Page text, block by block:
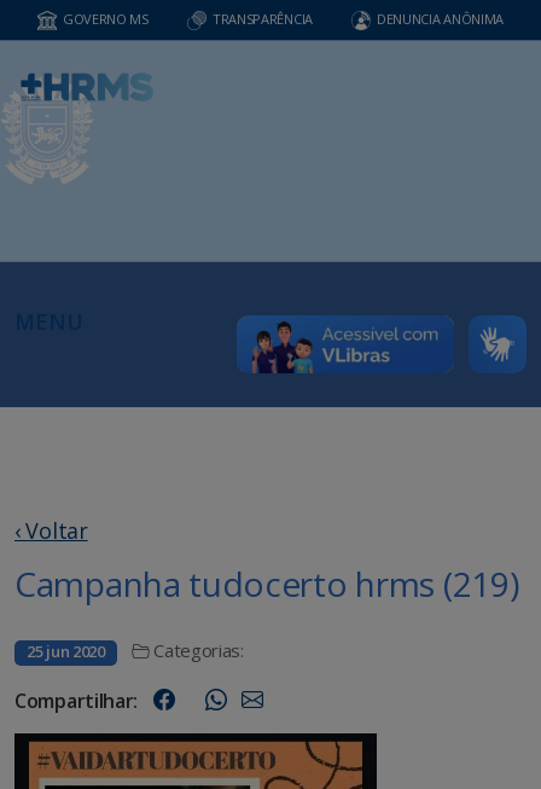
GOVERNO MS TRANSPARÊNCIA DENUNCIA ANÔNIMA
‹ Voltar
Campanha tudocerto hrms (219)
25 jun 2020 Categorias:
Compartilhar: